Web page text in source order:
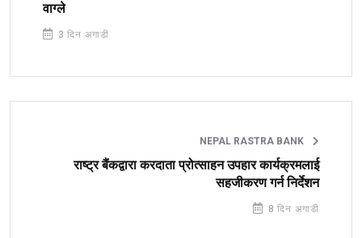
वाग्ले
3 दिन अगाडी
NEPAL RASTRA BANK
राष्ट्र बैंकद्वारा करदाता प्रोत्साहन उपहार कार्यक्रमलाई
सहजीकरण गर्न निर्देशन
8 दिन अगाडी